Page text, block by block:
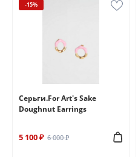
-15%
Серьги.For Art's Sake
Doughnut Earrings
5 100 ₽ 6 000 ₽